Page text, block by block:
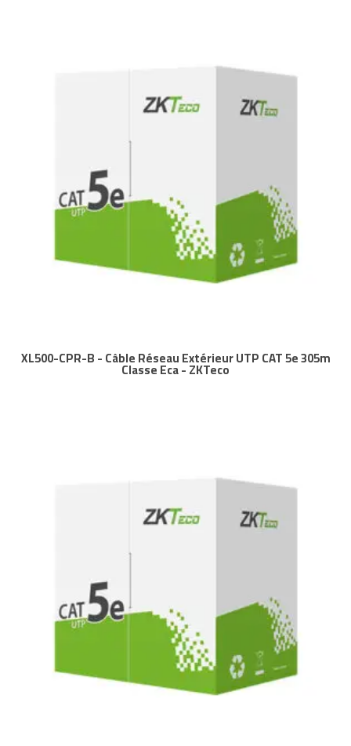
XL500-CPR-B - Câble Réseau Extérieur UTP CAT 5e 305m
Classe Eca - ZKTeco